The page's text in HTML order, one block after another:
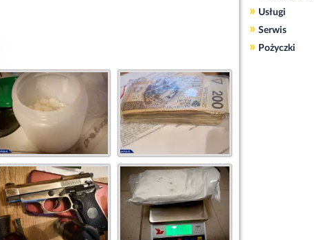
» Usługi
» Serwis
» Pożyczki